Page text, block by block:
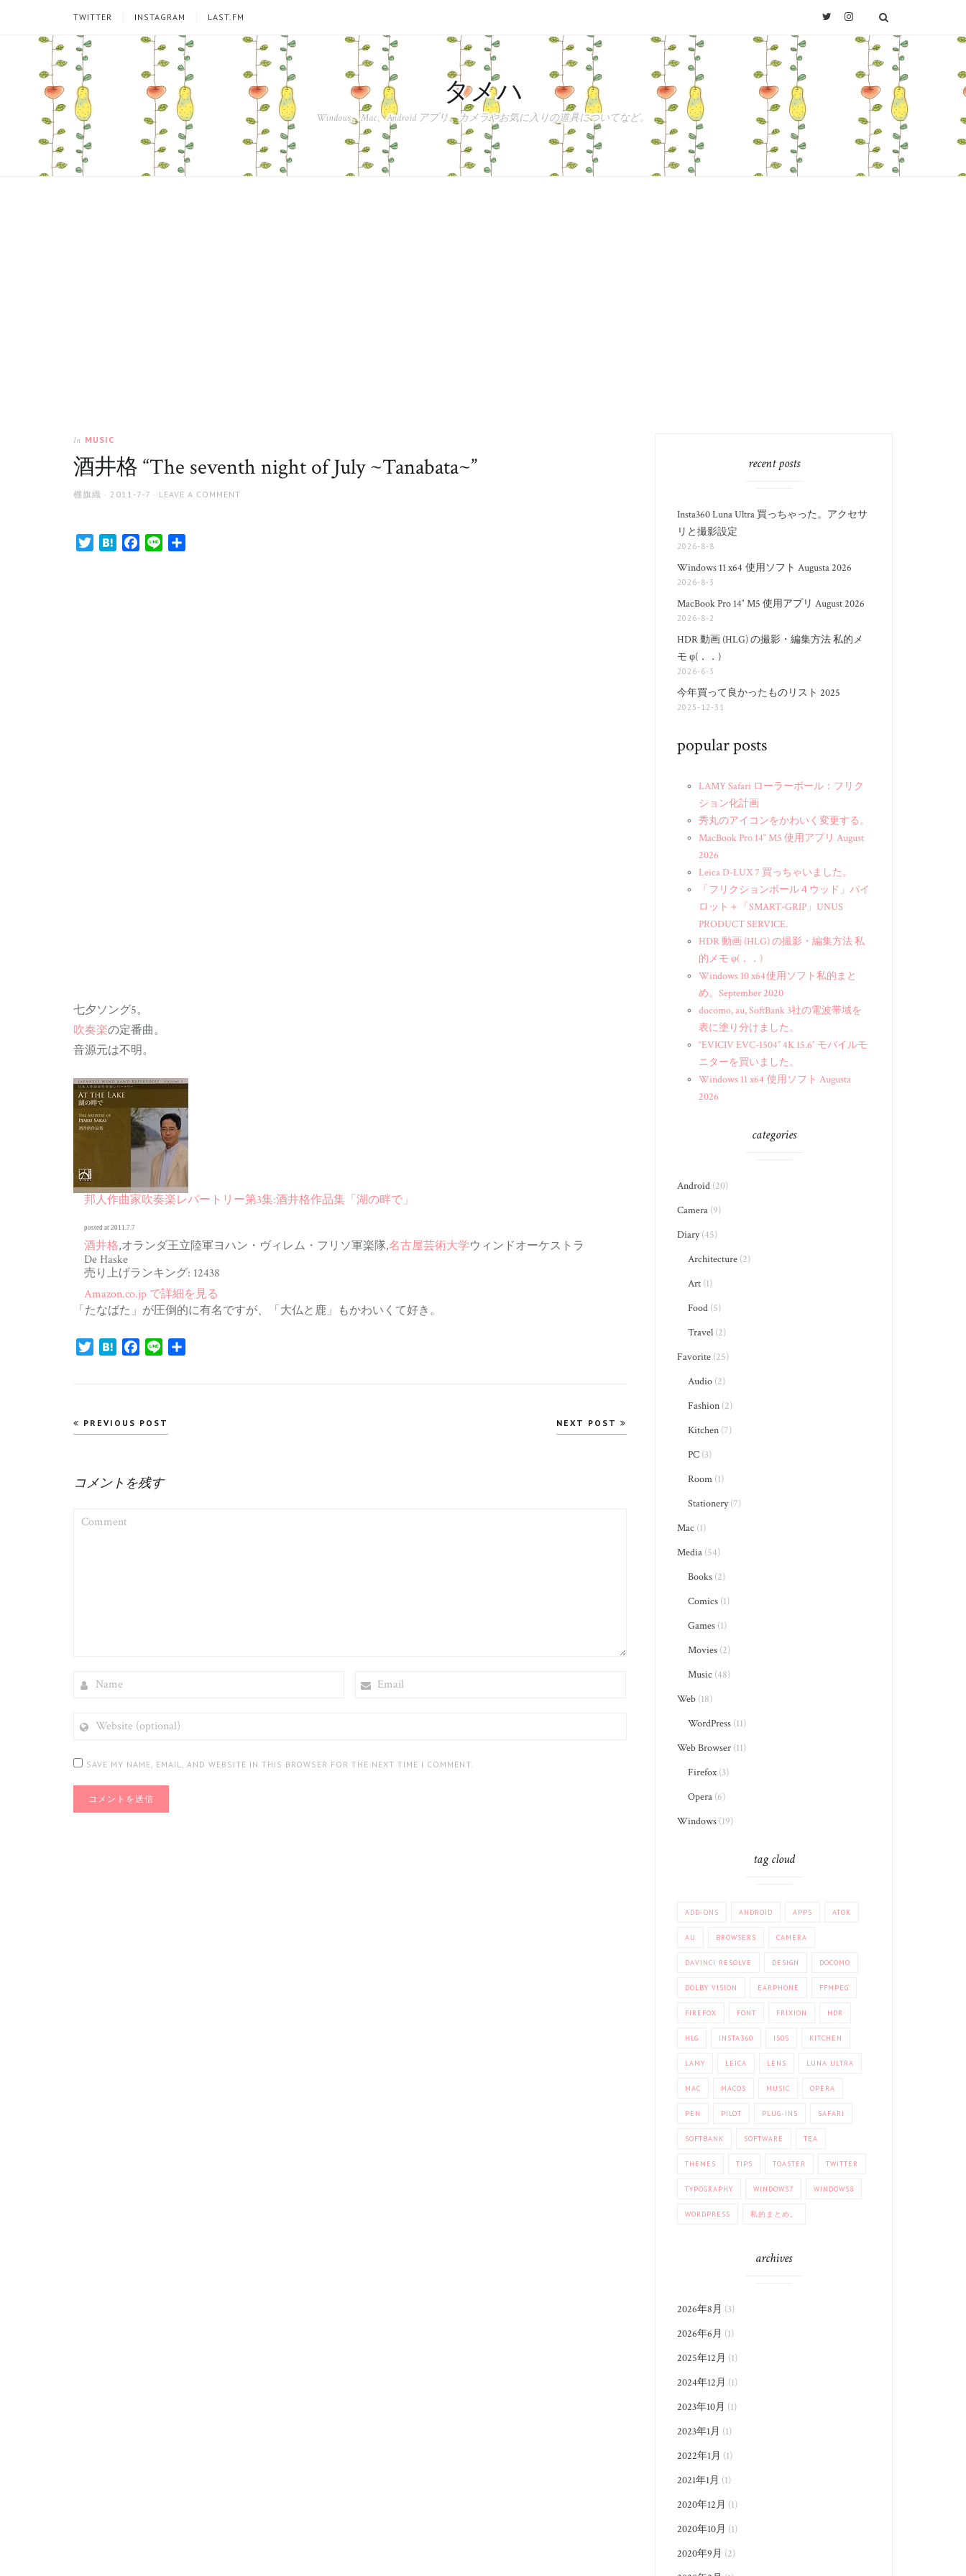
TWITTER INSTAGRAM LAST.FM TwitterInstagram
タメハ
Windows、Mac、Android アプリ、カメラやお気に入りの道具についてなど。
In MUSIC
酒井格 “The seventh night of July ~Tanabata~”
AUTHOR
棚旗織
POSTED
2011-7-7 LEAVE A COMMENT
TwitterHatenaFacebook
Line
七夕ソング5。
吹奏楽の定番曲。
音源元は不明。
邦人作曲家吹奏楽レパートリー第3集:酒井格作品集「湖の畔で」
posted at 2011.7.7
酒井格,オランダ王立陸軍ヨハン・ヴィレム・フリソ軍楽隊,名古屋芸術大学ウィンドオーケストラ
De Haske
売り上げランキング: 12438
Amazon.co.jp で詳細を見る
「たなばた」が圧倒的に有名ですが、「大仏と鹿」もかわいくて好き。
TwitterHatenaFacebook
Line
投
ビ
ー
PREVIOUS POST NEXT POST
コメントを残す
(OPTIONAL)
SAVE MY NAME, EMAIL, AND WEBSITE IN THIS BROWSER FOR THE NEXT TIME I COMMENT.
recent posts
Insta360 Luna Ultra 買っちゃった。アクセサ
リと撮影設定
2026-8-8
Windows 11 x64 使用ソフト Augusta 2026
2026-8-3
MacBook Pro 14″ M5 使用アプリ August 2026
2026-8-2
HDR 動画 (HLG) の撮影・編集方法 私的メ
モ φ(．．)
2026-6-3
今年買って良かったものリスト 2025
2025-12-31
popular posts
LAMY Safari ローラーボール：フリク
ション化計画
秀丸のアイコンをかわいく変更する。
MacBook Pro 14″ M5 使用アプリ August
2026
Leica D-LUX 7 買っちゃいました。
「フリクションボール４ウッド」パイ
ロット＋「SMART-GRIP」UNUS
PRODUCT SERVICE.
HDR 動画 (HLG) の撮影・編集方法 私
的メモ φ(．．)
Windows 10 x64 使用ソフト私的まと
め。September 2020
docomo, au, SoftBank 3社の電波帯域を
表に塗り分けました。
“EVICIV EVC-1504” 4K 15.6″ モバイルモ
ニターを買いました。
Windows 11 x64 使用ソフト Augusta
2026
categories
Android (20)
Camera (9)
Diary(45)
Architecture (2)
Art (1)
Food (5)
Travel (2)
Favorite (25)
Audio (2)
Fashion (2)
Kitchen (7)
PC (3)
Room (1)
Stationery(7)
Mac (1)
Media (54)
Books (2)
Comics (1)
Games (1)
Movies (2)
Music (48)
Web (18)
WordPress (11)
Web Browser (11)
Firefox(3)
Opera (6)
Windows (19)
tag cloud
ADD-ONS ANDROID APPS ATOK
AU BROWSERS CAMERA
DAVINCI RESOLVE DESIGN DOCOMO
DOLBY VISION EARPHONE FFMPEG
FIREFOX FONT FRIXION HDR
HLG INSTA360 IS05 KITCHEN
LAMY LEICA LENS LUNA ULTRA
MAC MACOS MUSIC OPERA
PEN PILOT PLUG-INS SAFARI
SOFTBANK SOFTWARE TEA
THEMES TIPS TOASTER TWITTER
TYPOGRAPHY WINDOWS7 WINDOWS8
WORDPRESS 私的まとめ。
archives
2026年8月 (3)
2026年6月 (1)
2025年12月 (1)
2024年12月 (1)
2023年10月 (1)
2023年1月 (1)
2022年1月 (1)
2021年1月 (1)
2020年12月 (1)
2020年10月 (1)
2020年9月 (2)